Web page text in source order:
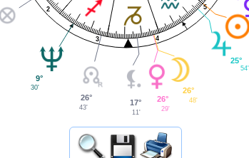
2
3 4
5
9°
30'
26°
43'
17°
11'
26°
29'
26°
48'
25°
54'